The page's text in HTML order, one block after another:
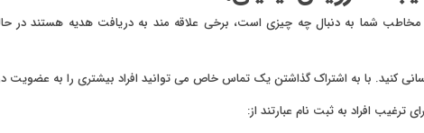
مخاطب شما به دنبال چه چیزی است، برخی علاقه مند به دریافت هدیه هستند در
کنید. با به اشتراک گذاشتن یک تماس خاص می توانید افراد بیشتری را به عضویت
ترغیب افراد به ثبت نام عبارتند از: